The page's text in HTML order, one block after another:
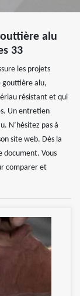
alu
33
les projets
gouttière alu,
résistant et qui
Un entretien
N’hésitez pas à
site web. Dès la
document. Vous
comparer et